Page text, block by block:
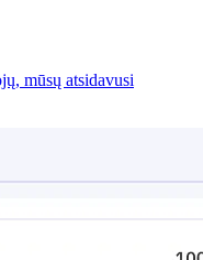
mūsų atsidavusi